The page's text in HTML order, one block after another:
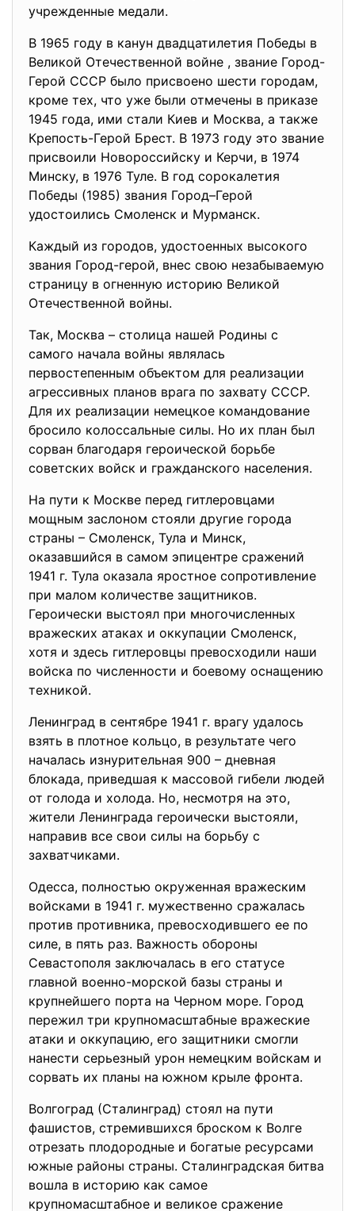
учрежденные медали.
В 1965 году в канун двадцатилетия Победы в
Великой Отечественной войне , звание Город-
Герой СССР было присвоено шести городам,
кроме тех, что уже были отмечены в приказе
1945 года, ими стали Киев и Москва, а также
Крепость-Герой Брест. В 1973 году это звание
присвоили Новороссийску и Керчи, в 1974
Минску, в 1976 Туле. В год сорокалетия
Победы (1985) звания Город–Герой
удостоились Смоленск и Мурманск.
Каждый из городов, удостоенных высокого
звания Город-герой, внес свою незабываемую
страницу в огненную историю Великой
Отечественной войны.
Так, Москва – столица нашей Родины с
самого начала войны являлась
первостепенным объектом для реализации
агрессивных планов врага по захвату СССР.
Для их реализации немецкое командование
бросило колоссальные силы. Но их план был
сорван благодаря героической борьбе
советских войск и гражданского населения.
На пути к Москве перед гитлеровцами
мощным заслоном стояли другие города
страны – Смоленск, Тула и Минск,
оказавшийся в самом эпицентре сражений
1941 г. Тула оказала яростное сопротивление
при малом количестве защитников.
Героически выстоял при многочисленных
вражеских атаках и оккупации Смоленск,
хотя и здесь гитлеровцы превосходили наши
войска по численности и боевому оснащению
техникой.
Ленинград в сентябре 1941 г. врагу удалось
взять в плотное кольцо, в результате чего
началась изнурительная 900 – дневная
блокада, приведшая к массовой гибели людей
от голода и холода. Но, несмотря на это,
жители Ленинграда героически выстояли,
направив все свои силы на борьбу с
захватчиками.
Одесса, полностью окруженная вражеским
войсками в 1941 г. мужественно сражалась
против противника, превосходившего ее по
силе, в пять раз. Важность обороны
Севастополя заключалась в его статусе
главной военно-морской базы страны и
крупнейшего порта на Черном море. Город
пережил три крупномасштабные вражеские
атаки и оккупацию, его защитники смогли
нанести серьезный урон немецким войскам и
сорвать их планы на южном крыле фронта.
Волгоград (Сталинград) стоял на пути
фашистов, стремившихся броском к Волге
отрезать плодородные и богатые ресурсами
южные районы страны. Сталинградская битва
вошла в историю как самое
крупномасштабное и великое сражение